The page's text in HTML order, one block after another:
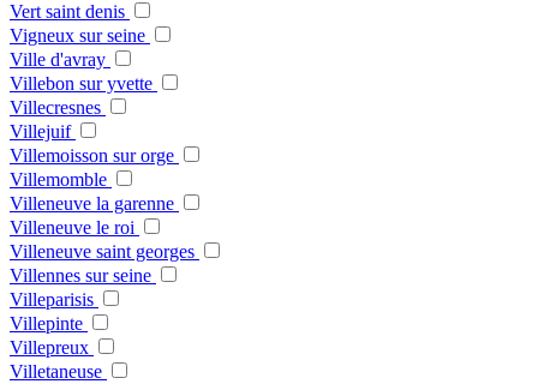
Vert saint denis
Vigneux sur seine
Ville d'avray
Villebon sur yvette
Villecresnes
Villejuif
Villemoisson sur orge
Villemomble
Villeneuve la garenne
Villeneuve le roi
Villeneuve saint georges
Villennes sur seine
Villeparisis
Villepinte
Villepreux
Villetaneuse